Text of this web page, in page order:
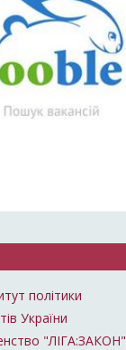
політики
України
"ЛІГА:ЗАКОН"